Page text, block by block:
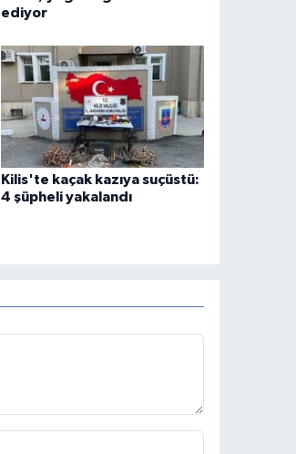
ediyor
Kilis'te kaçak kazıya suçüstü:
4 şüpheli yakalandı